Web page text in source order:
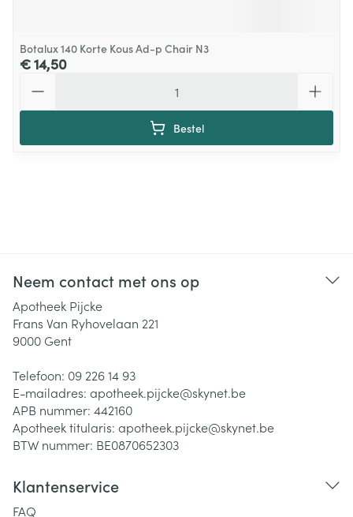
Botalux 140 Korte Kous Ad-p Chair N3
€ 14,50
Bestel
Neem contact met ons op
Apotheek Pijcke
Frans Van Ryhovelaan 221
9000 Gent
Telefoon: 09 226 14 93
E-mailadres: apotheek.pijcke@skynet.be
APB nummer: 442160
Apotheek titularis: apotheek.pijcke@skynet.be
BTW nummer: BE0870652303
Klantenservice
FAQ